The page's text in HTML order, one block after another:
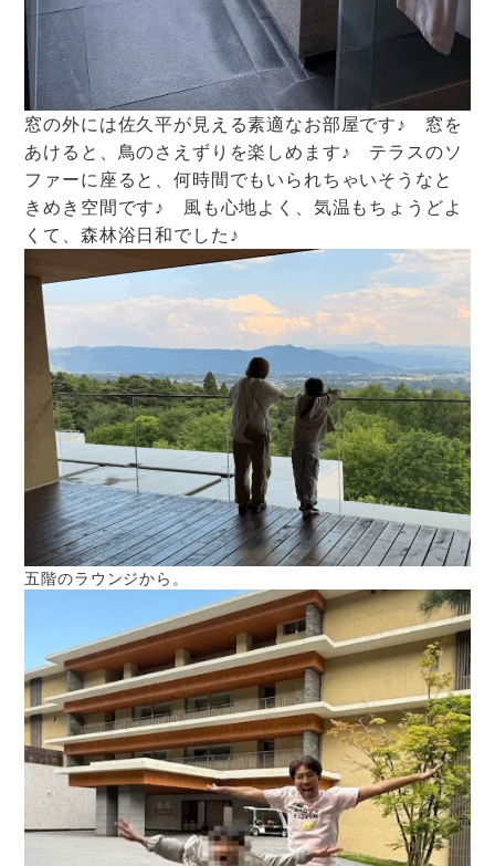
窓の外には佐久平が見える素適なお部屋です♪ 窓を
あけると、鳥のさえずりを楽しめます♪ テラスのソ
ファーに座ると、何時間でもいられちゃいそうなと
きめき空間です♪ 風も心地よく、気温もちょうどよ
くて、森林浴日和でした♪
五階のラウンジから。